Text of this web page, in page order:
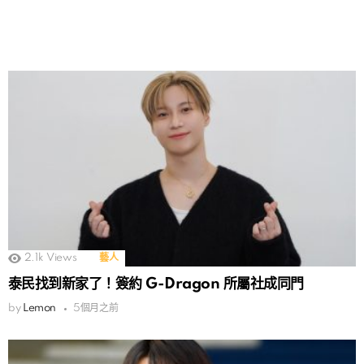
2.1k Views 藝人
泰民找到新家了！簽約 G-Dragon 所屬社成同門
by Lemon 5個月之前